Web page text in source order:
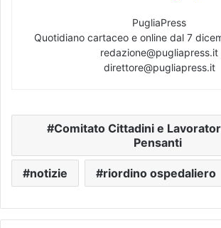
PugliaPress
Quotidiano cartaceo e online dal 7
redazione@pugliapress.it
direttore@pugliapress.it
Comitato Cittadini e
Pensanti
notizie riordino ospedaliero